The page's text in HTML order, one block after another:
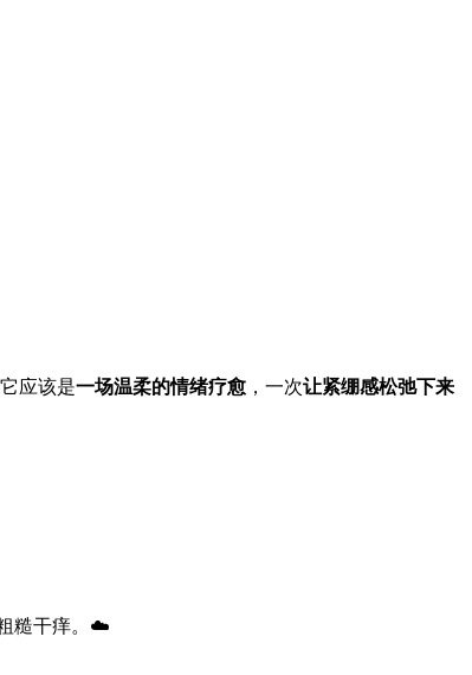
应该是一场温柔的情绪疗愈 ，一次让紧绷感松弛下来
糙干痒。☁️